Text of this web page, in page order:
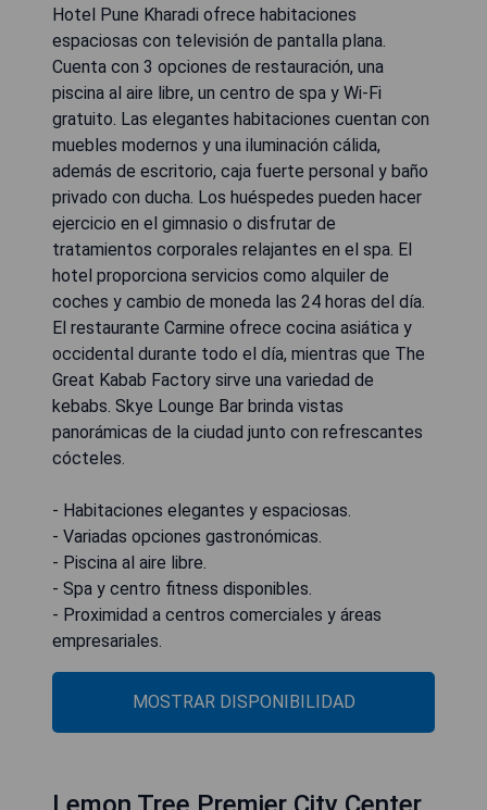
Hotel Pune Kharadi ofrece habitaciones
espaciosas con televisión de pantalla plana.
Cuenta con 3 opciones de restauración, una
piscina al aire libre, un centro de spa y Wi-Fi
gratuito. Las elegantes habitaciones cuentan con
muebles modernos y una iluminación cálida,
además de escritorio, caja fuerte personal y baño
privado con ducha. Los huéspedes pueden hacer
ejercicio en el gimnasio o disfrutar de
tratamientos corporales relajantes en el spa. El
hotel proporciona servicios como alquiler de
coches y cambio de moneda las 24 horas del día.
El restaurante Carmine ofrece cocina asiática y
occidental durante todo el día, mientras que The
Great Kabab Factory sirve una variedad de
kebabs. Skye Lounge Bar brinda vistas
panorámicas de la ciudad junto con refrescantes
cócteles.
- Habitaciones elegantes y espaciosas.
- Variadas opciones gastronómicas.
- Piscina al aire libre.
- Spa y centro fitness disponibles.
- Proximidad a centros comerciales y áreas
empresariales.
MOSTRAR DISPONIBILIDAD